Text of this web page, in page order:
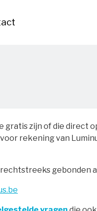
gratis zijn of die direct
rekening van
gebonden